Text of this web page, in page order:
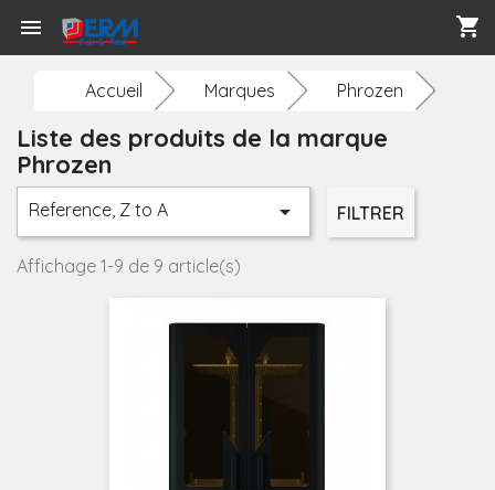
 shopping_cart
Accueil Marques Phrozen
Liste des produits de la marque
Phrozen
Reference, Z to A  FILTRER
Affichage 1-9 de 9 article(s)